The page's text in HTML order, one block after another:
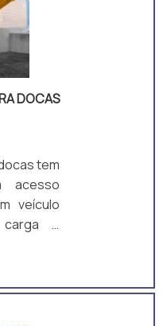
e (b)
DOCAS
tem
acesso
veículo
e